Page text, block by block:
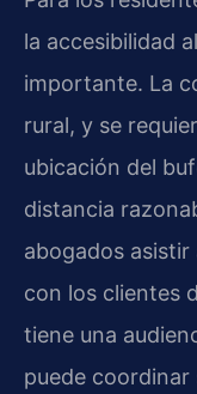
la accesibilidad
importante. La
rural, y se
ubicación del
distancia
abogados asistir
con los clientes
tiene una
puede coordinar